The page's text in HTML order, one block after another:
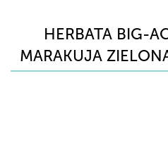
HERBATA BIG-
MARAKUJA